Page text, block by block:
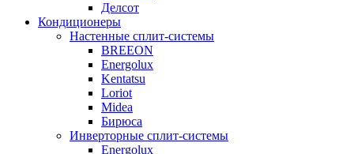
Делсот
Кондиционеры
Настенные сплит-системы
BREEON
Energolux
Kentatsu
Loriot
Midea
Бирюса
Инверторные сплит-системы
Energolux